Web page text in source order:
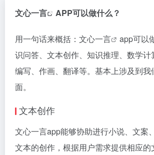
文心一言 APP可以做什么？
用一句话来概括： 文心一言
app可以
识问答、文本创作、知识推理、数学
编写、作画、翻译等。基本上涉及到
面。
文本创作
文心一言app能够协助进行小说、文案
文本的创作，根据用户需求提供相应的